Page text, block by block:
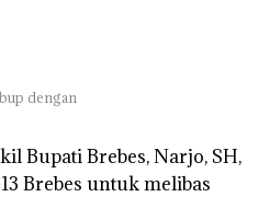
dengan
Bupati Brebes, Narjo, SH,
Brebes untuk melibas